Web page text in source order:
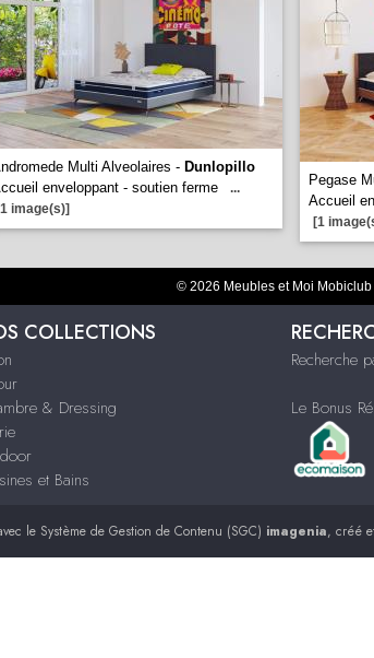
Multi Alveolaires - Dunlopillo
enveloppant - soutien ferme
...
image(s)]
Pegase
Accueil
[1
© 2026 Meubles et Moi Mobiclub
COLLECTIONS
& Dressing
et Bains
Recherche
Le Bonus
le Système de Gestion de Contenu (SGC) imagenia, créé